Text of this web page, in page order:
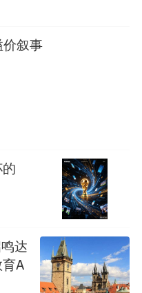
价叙事
达
A